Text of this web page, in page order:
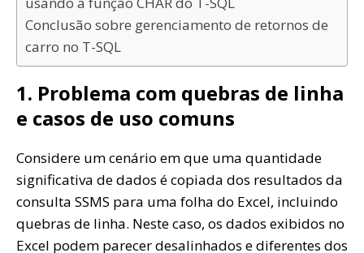
Conclusão sobre gerenciamento de retornos de
carro no T-SQL
1. Problema com quebras de linha
e casos de uso comuns
Considere um cenário em que uma quantidade
significativa de dados é copiada dos resultados da
consulta SSMS para uma folha do Excel, incluindo
quebras de linha. Neste caso, os dados exibidos no
Excel podem parecer desalinhados e diferentes dos